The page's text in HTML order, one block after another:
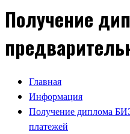
Получение
Главная
Информация
Получение диплома
платежей